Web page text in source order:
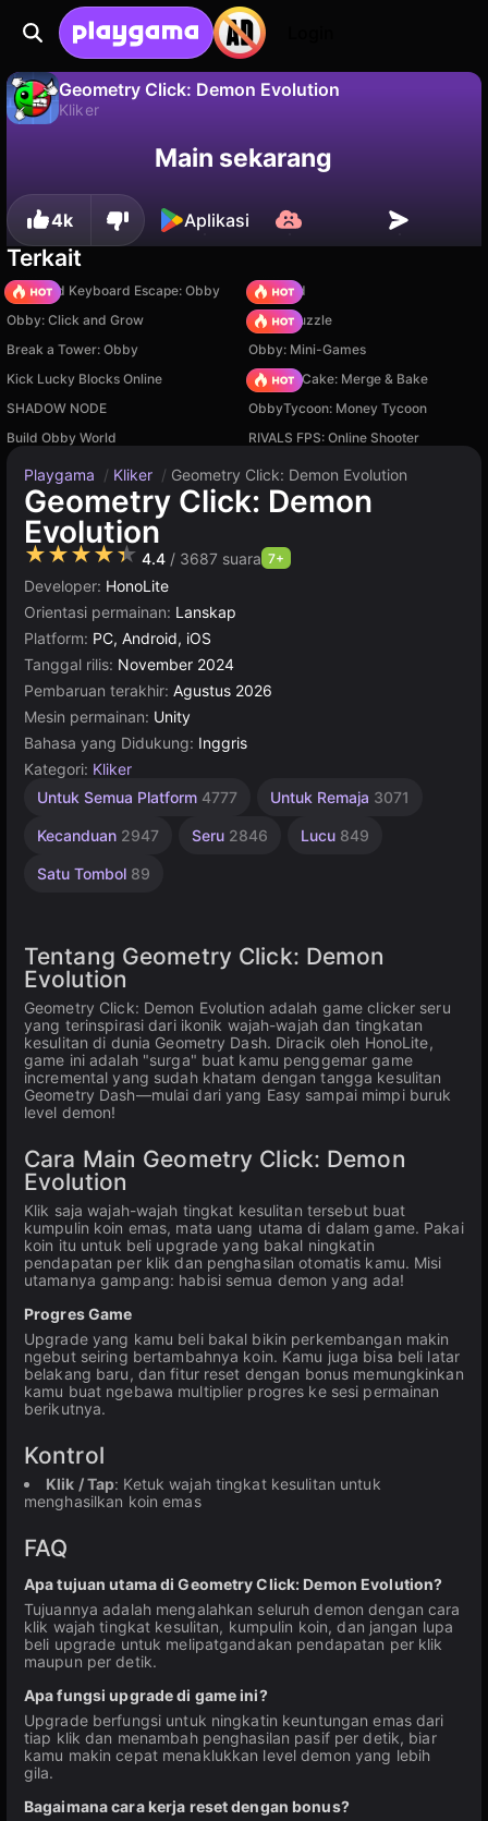
Geometry Click: Demon Evolution
Kliker
Simpan progresnya!
Main sekarang
4k Aplikasi
Terkait
+1 Speed Keyboard Escape: Obby
TB World
Obby: Click and Grow
Arrow Puzzle
Break a Tower: Obby
Obby: Mini-Games
Kick Lucky Blocks Online
Piece of Cake: Merge & Bake
SHADOW NODE
ObbyTycoon: Money Tycoon
Build Obby World
RIVALS FPS: Online Shooter
Playgama / Kliker / Geometry Click: Demon Evolution
Geometry Click: Demon
Evolution
★★★★★ 4.4 / 3687 suara 7+
Developer: HonoLite
Orientasi permainan: Lanskap
Platform: PC, Android, iOS
Tanggal rilis: November 2024
Pembaruan terakhir: Agustus 2026
Mesin permainan: Unity
Bahasa yang Didukung: Inggris
Kategori: Kliker
Untuk Semua Platform 4777 Untuk Remaja 3071
Kecanduan 2947 Seru 2846 Lucu 849
Satu Tombol 89
Pikiran
Desktop
1
4173
Matematika
Geometri
Rekomendasi
Rusia
Online
5013
Unity
3171
Tentang Geometry Click: Demon
Evolution
Geometry Click: Demon Evolution adalah game clicker seru
yang terinspirasi dari ikonik wajah-wajah dan tingkatan
kesulitan di dunia Geometry Dash. Diracik oleh HonoLite,
game ini adalah "surga" buat kamu penggemar game
incremental yang sudah khatam dengan tangga kesulitan
Geometry Dash—mulai dari yang Easy sampai mimpi buruk
level demon!
Cara Main Geometry Click: Demon
Evolution
Klik saja wajah-wajah tingkat kesulitan tersebut buat
kumpulin koin emas, mata uang utama di dalam game. Pakai
koin itu untuk beli upgrade yang bakal ningkatin
pendapatan per klik dan penghasilan otomatis kamu. Misi
utamanya gampang: habisi semua demon yang ada!
Progres Game
Upgrade yang kamu beli bakal bikin perkembangan makin
ngebut seiring bertambahnya koin. Kamu juga bisa beli latar
belakang baru, dan fitur reset dengan bonus memungkinkan
kamu buat ngebawa multiplier progres ke sesi permainan
berikutnya.
Kontrol
Klik / Tap: Ketuk wajah tingkat kesulitan untuk
menghasilkan koin emas
FAQ
Apa tujuan utama di Geometry Click: Demon Evolution?
Tujuannya adalah mengalahkan seluruh demon dengan cara
klik wajah tingkat kesulitan, kumpulin koin, dan jangan lupa
beli upgrade untuk melipatgandakan pendapatan per klik
maupun per detik.
Apa fungsi upgrade di game ini?
Upgrade berfungsi untuk ningkatin keuntungan emas dari
tiap klik dan menambah penghasilan pasif per detik, biar
kamu makin cepat menaklukkan level demon yang lebih
gila.
Bagaimana cara kerja reset dengan bonus?